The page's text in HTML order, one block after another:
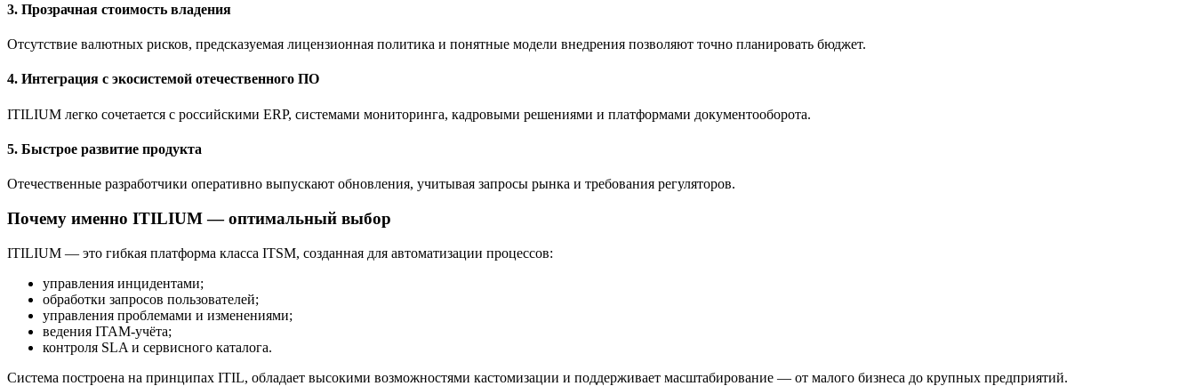
3. Прозрачная стоимость владения
Отсутствие валютных рисков, предсказуемая лицензионная политика и понятные модели внедрения позволяют точно планировать бюджет.
4. Интеграция с экосистемой отечественного ПО
ITILIUM легко сочетается с российскими ERP, системами мониторинга, кадровыми решениями и платформами документооборота.
5. Быстрое развитие продукта
Отечественные разработчики оперативно выпускают обновления, учитывая запросы рынка и требования регуляторов.
Почему именно ITILIUM — оптимальный выбор
ITILIUM — это гибкая платформа класса ITSM, созданная для автоматизации процессов:
управления инцидентами;
обработки запросов пользователей;
управления проблемами и изменениями;
ведения ITAM-учёта;
контроля SLA и сервисного каталога.
Система построена на принципах ITIL, обладает высокими возможностями кастомизации и поддерживает масштабирование — от малого бизнеса до крупных предприятий.